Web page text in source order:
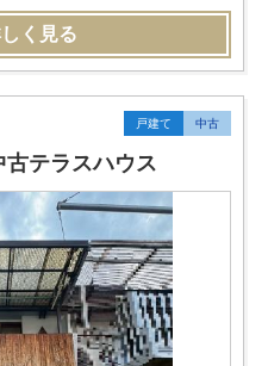
く見る
戸建て 中古
テラスハウス